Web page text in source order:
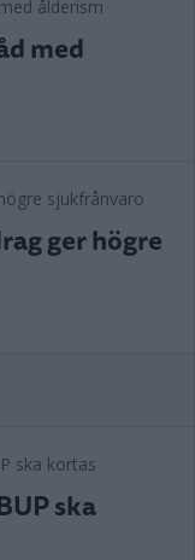
med
ger högre
ska